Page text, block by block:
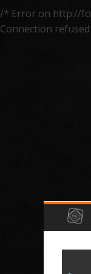
/* Error on http://
Connection